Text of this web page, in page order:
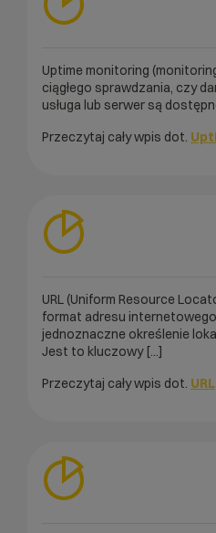
Uptime monitoring
ciągłego sprawdzania, czy
usługa lub serwer są
Przeczytaj cały wpis dot.
URL (Uniform Resource
format adresu
jednoznaczne określenie
Jest to kluczowy [...]
Przeczytaj cały wpis dot. URL